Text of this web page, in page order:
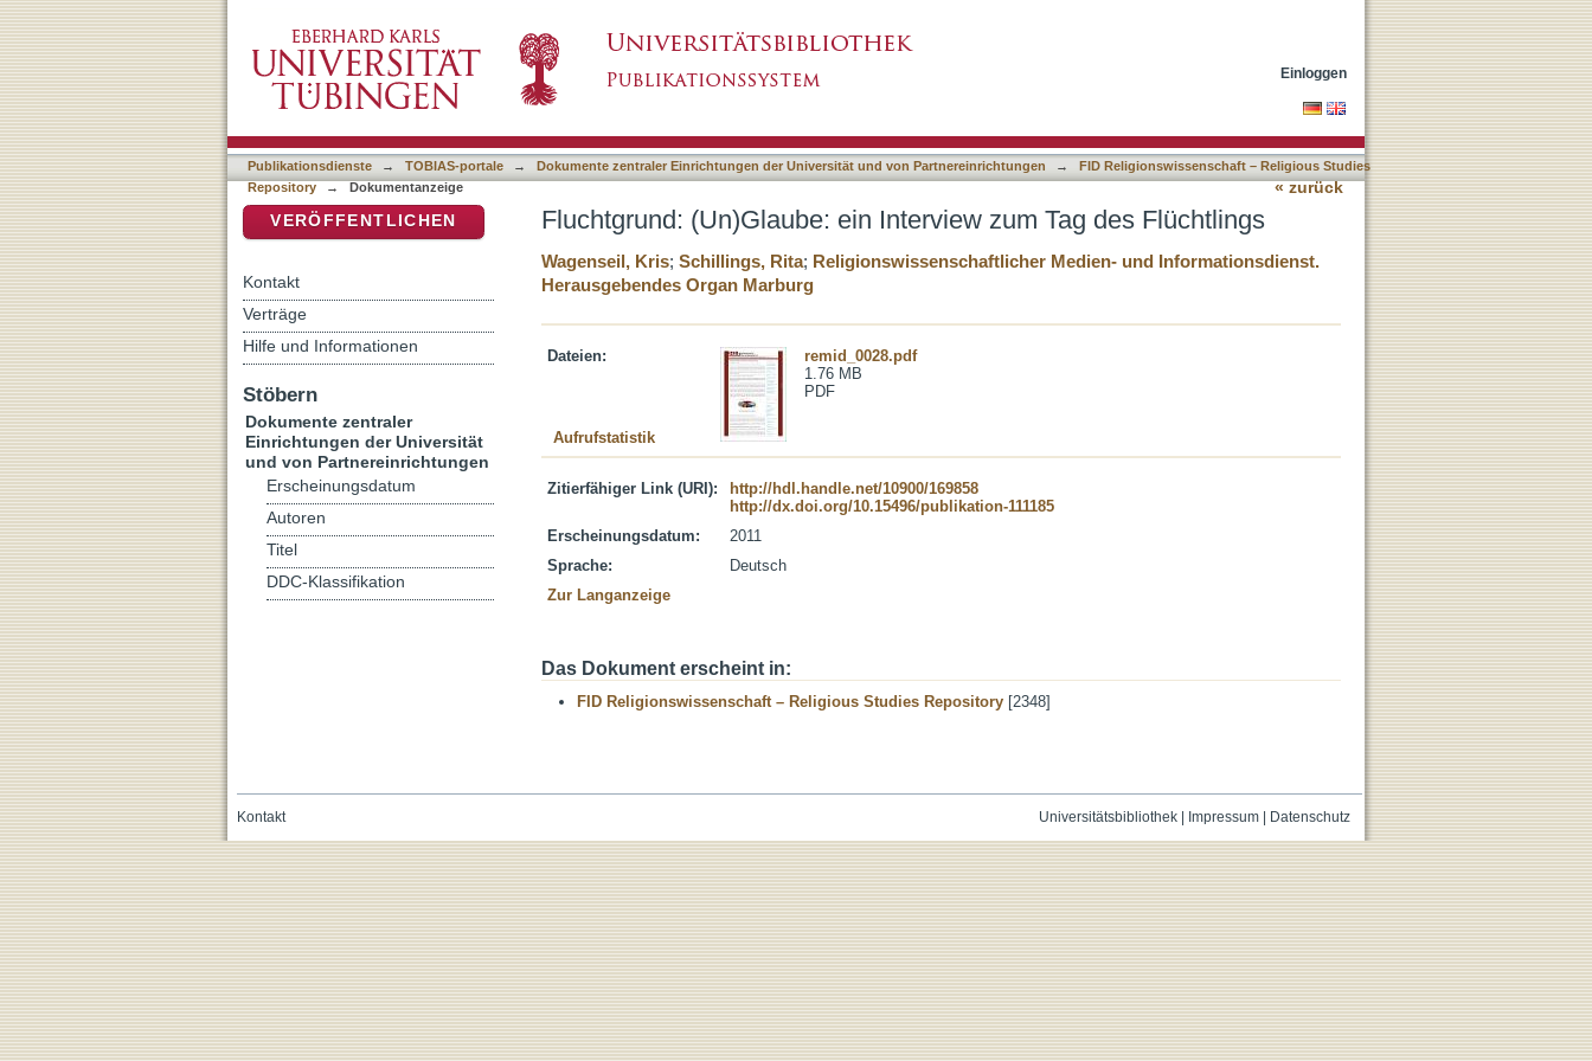
Einloggen
Publikationsdienste → TOBIAS-portale → Dokumente zentraler Einrichtungen der Universität und von Partnereinrichtungen →
FID Religionswissenschaft – Religious Studies
Repository
→ Dokumentanzeige « zurück
Fluchtgrund: (Un)Glaube: ein Interview zum Tag des Flüchtlings
Wagenseil, Kris; Schillings, Rita; Religionswissenschaftlicher Medien- und Informationsdienst.
Herausgebendes Organ Marburg
Dateien:
remid_0028.pdf
1.76 MB
PDF
Aufrufstatistik
Zitierfähiger Link (URI):
http://hdl.handle.net/10900/169858
http://dx.doi.org/10.15496/publikation-111185
Erscheinungsdatum:
2011
Sprache:
Deutsch
Zur Langanzeige
Das Dokument erscheint in:
FID Religionswissenschaft – Religious Studies Repository [2348]
VERÖFFENTLICHEN
Kontakt
Verträge
Hilfe und Informationen
Stöbern
Dokumente zentraler
Einrichtungen der Universität
und von Partnereinrichtungen
Erscheinungsdatum
Autoren
Titel
DDC-Klassifikation
Universitätsbibliothek| Impressum| Datenschutz
Kontakt